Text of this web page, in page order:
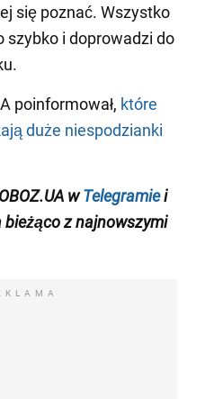
się poznać. Wszystko
szybko i doprowadzi do
poinformował, które
duże niespodzianki
wTelegramiei
bieżąco znajnowszymi